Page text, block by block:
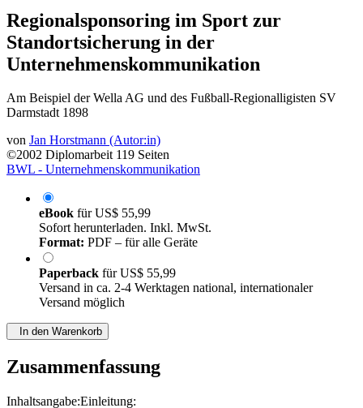
Regionalsponsoring im Sport zur
Standortsicherung in der
Am Beispiel der Wella AG und des Fußball-Regionalligisten SV
vonJan Horstmann (Autor:in)
©2002 Diplomarbeit 119 Seiten
eBookfürUS$ 55,99
Sofort herunterladen. Inkl. MwSt.
Format:
PaperbackfürUS$ 55,99
Versand in ca. 2-4 Werktagen national, internationaler
Zusammenfassung